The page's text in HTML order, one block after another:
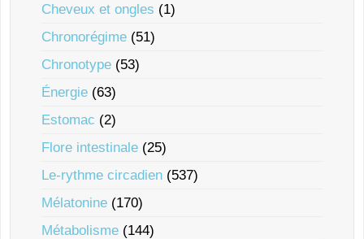
Cheveux et ongles (1)
Chronorégime (51)
Chronotype (53)
Énergie (63)
Estomac (2)
Flore intestinale (25)
Le-rythme circadien (537)
Mélatonine (170)
Métabolisme (144)